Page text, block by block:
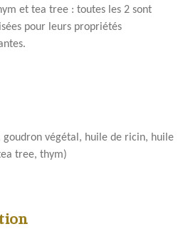
et tea tree : toutes les 2 sont
pour leurs propriétés
végétal, huile de ricin, huile
tree, thym)